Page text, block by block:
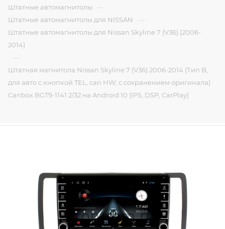
Штатные автомагнитолы —
Штатные автомагнитолы для NISSAN —
Штатные автомагнитолы для Nissan Skyline 7 (V36) (2006-
2014)
—
Штатная магнитола Nissan Skyline 7 (V36) 2006-2014 (Тип B,
для авто с кнопкой TEL, can HW, с сохранением оригинала)
Canbox BGT9-1141 2/32 на Android 10 (IPS, DSP, CarPlay)